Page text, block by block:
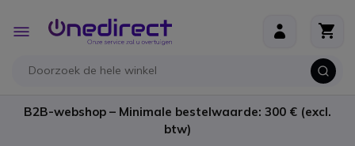
Toggle
Nav
B2B-webshop – Minimale bestelwaarde: 300 € (excl.
btw)